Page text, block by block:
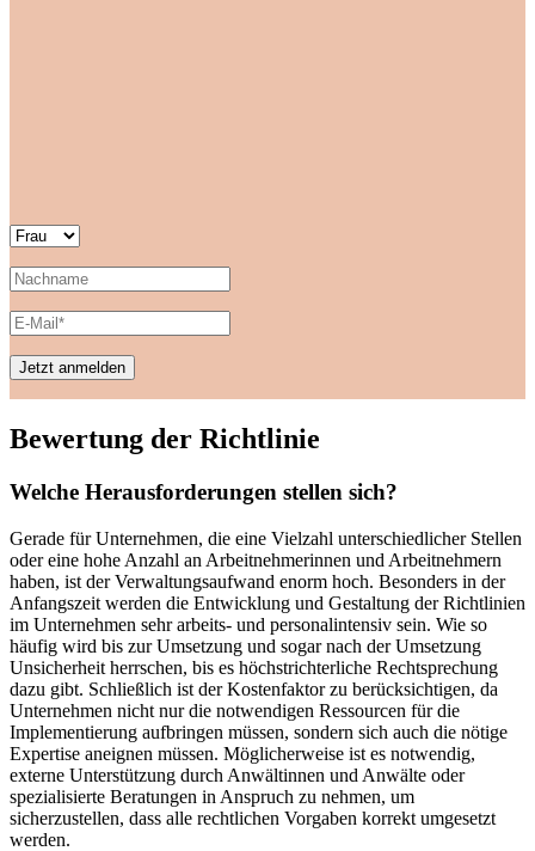
Bewertung der Richtlinie
Welche Herausforderungen stellen sich?
Gerade für Unternehmen, die eine Vielzahl unterschiedlicher Stellen
oder eine hohe Anzahl an Arbeitnehmerinnen und Arbeitnehmern
haben, ist der Verwaltungsaufwand enorm hoch. Besonders in der
Anfangszeit werden die Entwicklung und Gestaltung der Richtlinien
im Unternehmen sehr arbeits- und personalintensiv sein. Wie so
häufig wird bis zur Umsetzung und sogar nach der Umsetzung
Unsicherheit herrschen, bis es höchstrichterliche Rechtsprechung
dazu gibt. Schließlich ist der Kostenfaktor zu berücksichtigen, da
Unternehmen nicht nur die notwendigen Ressourcen für die
Implementierung aufbringen müssen, sondern sich auch die nötige
Expertise aneignen müssen. Möglicherweise ist es notwendig,
externe Unterstützung durch Anwältinnen und Anwälte oder
spezialisierte Beratungen in Anspruch zu nehmen, um
sicherzustellen, dass alle rechtlichen Vorgaben korrekt umgesetzt
werden.